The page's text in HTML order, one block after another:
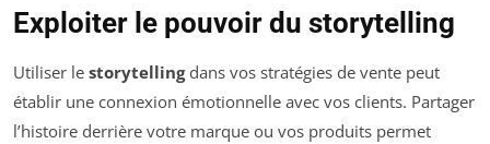
Exploiter le pouvoir du storytelling
Utiliser le storytellingdans vos stratégies de vente peut
établir une connexion émotionnelle avec vos clients. Partager
l’histoire derrière votre marque ou vos produits permet